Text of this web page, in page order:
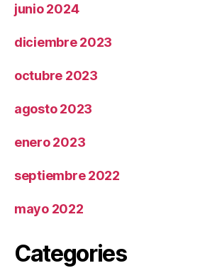
junio 2024
diciembre 2023
octubre 2023
agosto 2023
enero 2023
septiembre 2022
mayo 2022
Categories